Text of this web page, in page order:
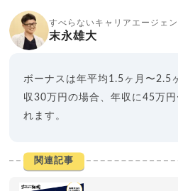
すべらないキャリアエージェ
末永雄大
ボーナスは年平均1.5ヶ月〜2.5
収30万円の場合、年収に45万
れます。
関連記事